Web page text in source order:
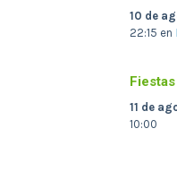
10 de
22:15 en
11 de
10:00